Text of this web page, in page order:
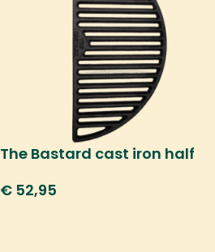
The Bastard cast iron half
€ 52,95